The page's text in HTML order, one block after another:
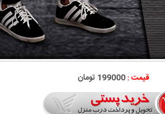
قیمت :199000 تومان